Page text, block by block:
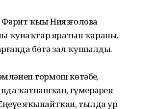
ҡыҙы Ниязғолова
ҡунаҡтар яратып ҡараны.
бөтә зал ҡушылды.
тормош көтәбеҙ,
ҡатнашҡан, ғүмерҙәрен
яҡынайтҡан, тылда ҙур